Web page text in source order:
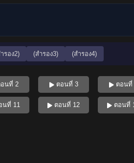
รอง2) (สำรอง3) (สำรอง4)
นที่ 2 ตอนที่ 3 ตอนที่
นที่ 11 ตอนที่ 12 ตอนที่